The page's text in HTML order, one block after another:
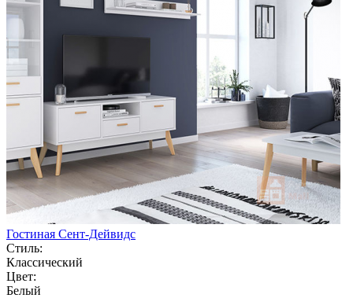
Гостиная Сент-Дейвидс
Стиль:
Классический
Цвет:
Белый